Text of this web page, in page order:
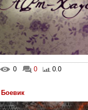
0 0 0.0
Боевик